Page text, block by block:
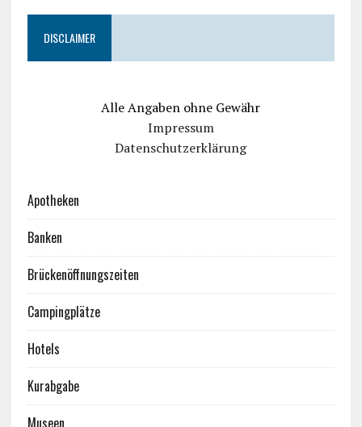
DISCLAIMER
Alle Angaben ohne Gewähr
Impressum
Datenschutzerklärung
Apotheken
Banken
Brückenöffnungszeiten
Campingplätze
Hotels
Kurabgabe